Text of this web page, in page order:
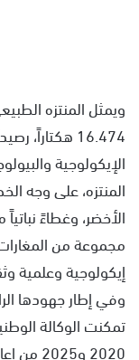
ويمثل المنتزه
16.474
الإيكولوجية
المنتزه، على وجه
الأخضر، وغطاءً
مجموعة من
إيكولوجية وعلمية
وفي إطار جهودها
تمكنت الوكالة
2020